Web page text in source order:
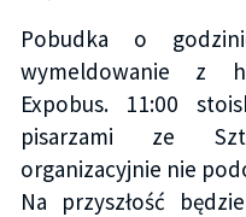
Pobudka o
wymeldowanie z
Expobus. 11:00
pisarzami ze
organizacyjnie nie
Na przyszłość